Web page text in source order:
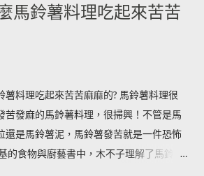
馬鈴薯料理吃起來苦苦
薯料理吃起來苦苦麻麻的? 馬鈴薯料理很
苦發麻的馬鈴薯料理，很掃興！不管是馬
還是馬鈴薯泥，馬鈴薯發苦就是一件恐怖
的食物與廚藝書中，木不子理解了馬鈴薯